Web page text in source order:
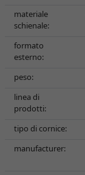
materiale
schienale:
formato
esterno:
peso:
linea di
prodotti:
tipo di cornice:
manufacturer: